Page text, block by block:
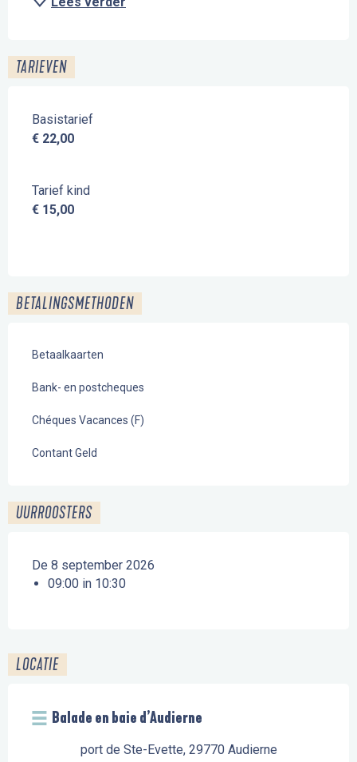
TARIEVEN
Basistarief
€ 22,00
Tarief kind
€ 15,00
BETALINGSMETHODEN
Betaalkaarten
Bank- en postcheques
Chéques Vacances (F)
Contant Geld
UURROOSTERS
De 8 september 2026
09:00 in 10:30
LOCATIE
Balade en baie d’Audierne
port de Ste-Evette, 29770 Audierne